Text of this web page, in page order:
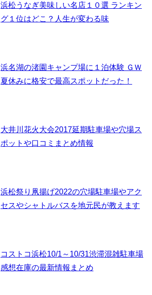
浜松うなぎ美味しい名店１０選 ランキン
グ１位はどこ？人生が変わる味
浜名湖の渚園キャンプ場に１泊体験 ＧＷ
夏休みに格安で最高スポットだった！
大井川花火大会2017延期駐車場や穴場ス
ポットや口コミまとめ情報
浜松祭り凧揚げ2022の穴場駐車場やアク
セスやシャトルバスを地元民が教えます
コストコ浜松10/1～10/31渋滞混雑駐車場
感想在庫の最新情報まとめ